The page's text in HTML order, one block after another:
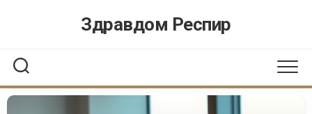
Здравдом Респир